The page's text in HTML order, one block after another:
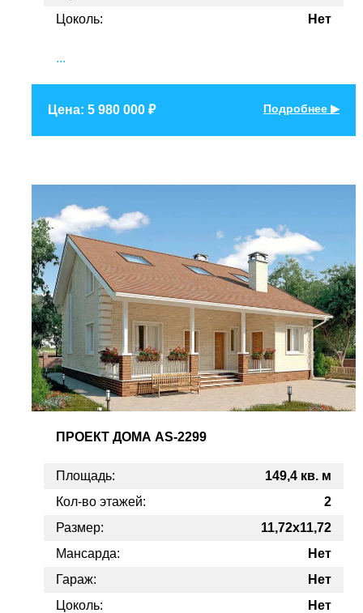
Цоколь:
Нет
...
Цена: 5 980 000 ₽ Подробнее ▶
ПРОЕКТ ДОМА AS-2299
Площадь:
149,4 кв. м
Кол-во этажей:
2
Размер:
11,72x11,72
Мансарда:
Нет
Гараж:
Нет
Цоколь:
Нет